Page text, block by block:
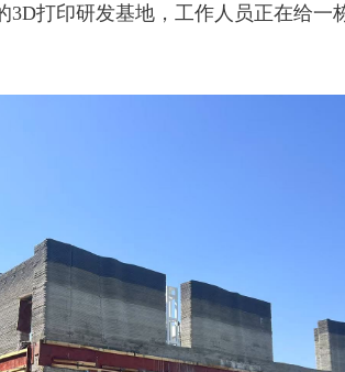
3D打印研发基地，工作人员正在给一